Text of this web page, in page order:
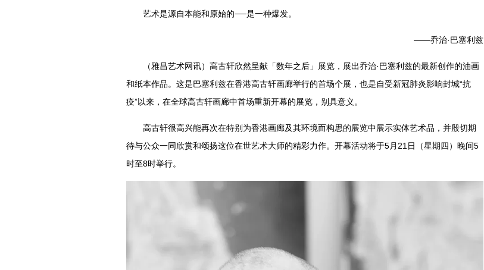
艺术是源自本能和原始的──是一种爆发。
——乔治·巴塞利兹
（雅昌艺术网讯）高古轩欣然呈献「数年之后」展览，展出乔治·巴塞利兹的最新创作的油画
和纸本作品。这是巴塞利兹在香港高古轩画廊举行的首场个展，也是自受新冠肺炎影响封城“抗
疫”以来，在全球高古轩画廊中首场重新开幕的展览，别具意义。
高古轩很高兴能再次在特别为香港画廊及其环境而构思的展览中展示实体艺术品，并殷切期
待与公众一同欣赏和颂扬这位在世艺术大师的精彩力作。开幕活动将于5月21日（星期四）晚间5
时至8时举行。